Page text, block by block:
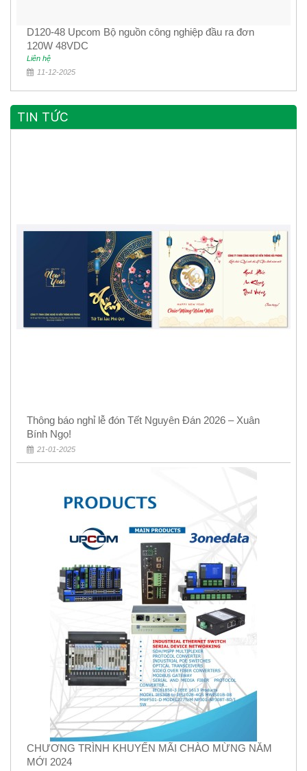
D120-48 Upcom Bộ nguồn công nghiệp đầu ra đơn
120W 48VDC
Liên hệ
11-12-2025
TIN TỨC
Thông báo nghỉ lễ đón Tết Nguyên Đán 2026 – Xuân
Bính Ngọ!
21-01-2025
CHƯƠNG TRÌNH KHUYẾN MÃI CHÀO MỪNG NĂM
MỚI 2024